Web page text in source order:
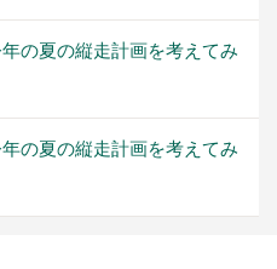
年の夏の縦走計画を考えてみ
年の夏の縦走計画を考えてみ